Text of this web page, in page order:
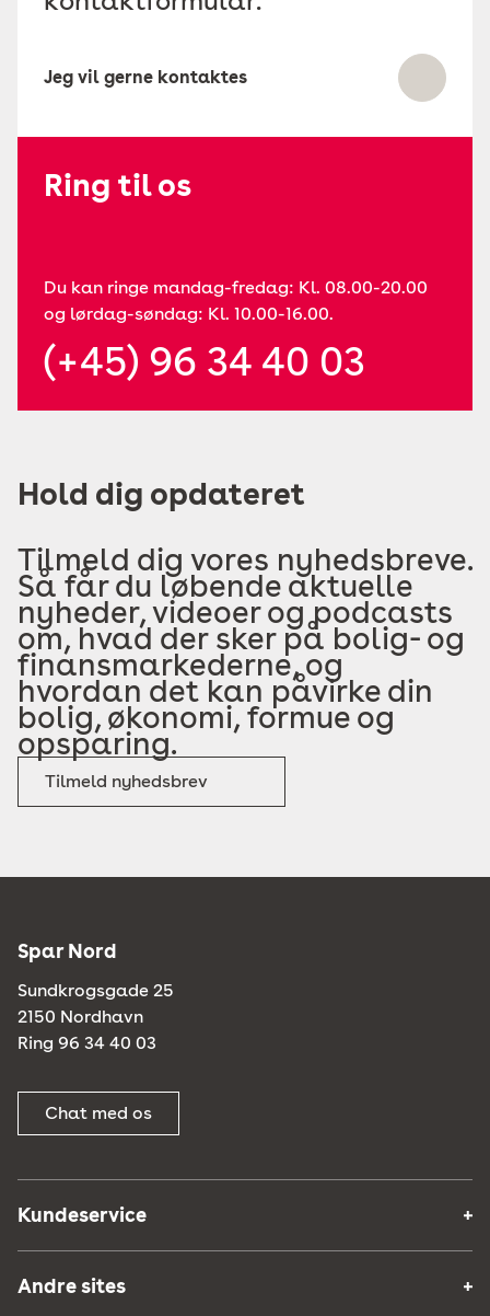
Jeg vil gerne kontaktes
Ring til os
Du kan ringe mandag-fredag: Kl. 08.00-20.00
og lørdag-søndag: Kl. 10.00-16.00.
(+45) 96 34 40 03
Hold dig opdateret
Tilmeld dig vores nyhedsbreve.
Så får du løbende aktuelle
nyheder, videoer og podcasts
om, hvad der sker på bolig- og
finansmarkederne, og
hvordan det kan påvirke din
bolig, økonomi, formue og
opsparing.
Tilmeld nyhedsbrev
Spar Nord
Sundkrogsgade 25
2150 Nordhavn
Ring 96 34 40 03
Chat med os
Kundeservice
Andre sites